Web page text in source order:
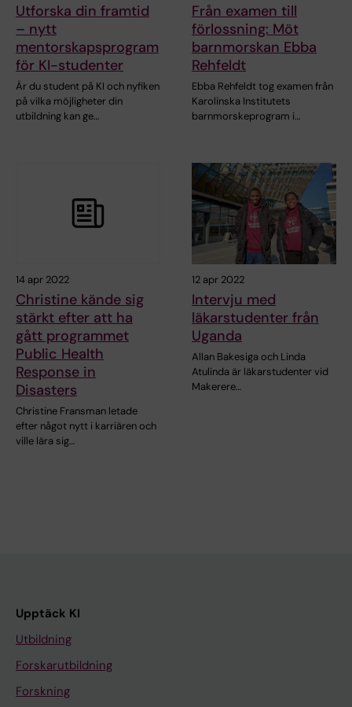
Utforska din framtid
– nytt
mentorskapsprogram
för KI-studenter
Är du student på KI och nyfiken
på vilka möjligheter din
utbildning kan ge…
Från examen till
förlossning: Möt
barnmorskan Ebba
Rehfeldt
Ebba Rehfeldt tog examen från
Karolinska Institutets
barnmorskeprogram i…
14 apr 2022
Christine kände sig
stärkt efter att ha
gått programmet
Public Health
Response in
Disasters
Christine Fransman letade
efter något nytt i karriären och
ville lära sig…
12 apr 2022
Intervju med
läkarstudenter från
Uganda
Allan Bakesiga och Linda
Atulinda är läkarstudenter vid
Makerere…
Upptäck KI
Utbildning
Forskarutbildning
Forskning